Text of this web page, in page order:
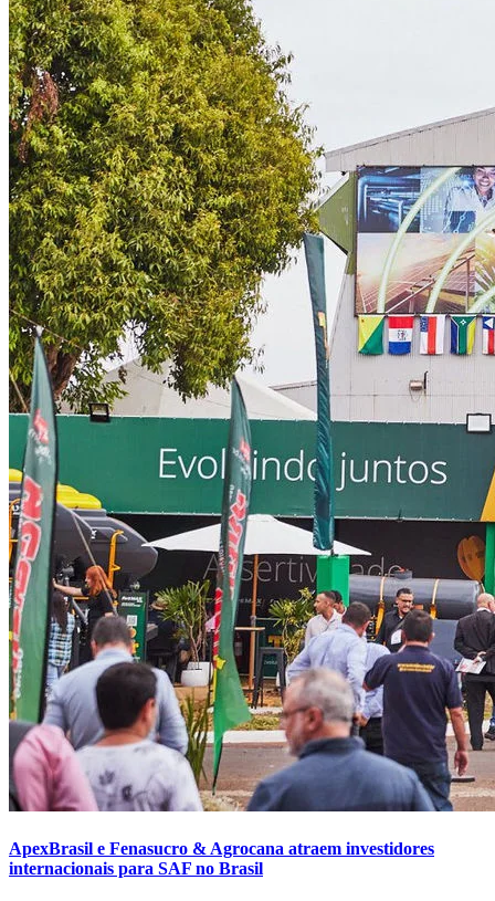
ApexBrasil e Fenasucro & Agrocana atraem investidores
internacionais para SAF no Brasil